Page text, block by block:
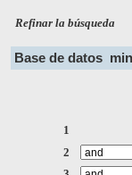
Refinar la búsqueda
Base de datos
1
2